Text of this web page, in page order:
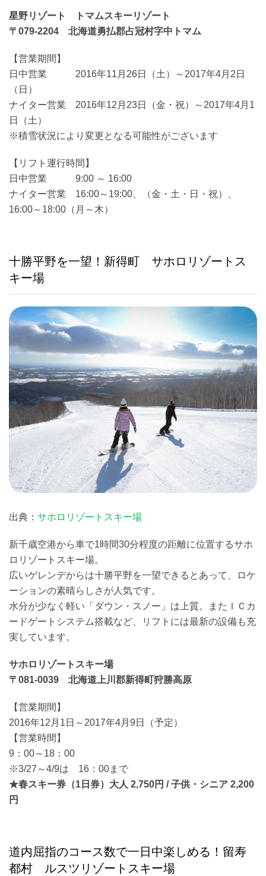
星野リゾート トマムスキーリゾート
〒079-2204 北海道勇払郡占冠村字中トマム
【営業期間】
日中営業 2016年11月26日（土）～2017年4月2日
（日）
ナイター営業 2016年12月23日（金・祝）～2017年4月1
日（土）
※積雪状況により変更となる可能性がございます
【リフト運行時間】
日中営業 9:00 ～ 16:00
ナイター営業 16:00～19:00、（金・土・日・祝）、
16:00～18:00（月～木）
十勝平野を一望！新得町 サホロリゾートス
キー場
出典： サホロリゾートスキー場
新千歳空港から車で1時間30分程度の距離に位置するサホ
ロリゾートスキー場。
広いゲレンデからは十勝平野を一望できるとあって、ロケ
ーションの素晴らしさが人気です。
水分が少なく軽い「ダウン・スノー」は上質。またＩＣカ
ードゲートシステム搭載など、リフトには最新の設備も充
実しています。
サホロリゾートスキー場
〒081-0039 北海道上川郡新得町狩勝高原
【営業期間】
2016年12月1日～2017年4月9日（予定）
【営業時間】
9：00～18：00
※3/27～4/9は 16：00まで
★春スキー券（1日券）大人 2,750円 / 子供・シニア 2,200
円
道内屈指のコース数で一日中楽しめる！留寿
都村 ルスツリゾートスキー場